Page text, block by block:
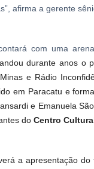
afirma a gerente
com uma
durante anos o
e Rádio
em Paracatu e
e Emanuela
do Centro
a apresentação